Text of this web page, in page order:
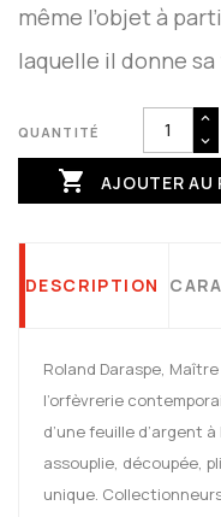
même l’objet à
laquelle il donne
QUANTITÉ
 AJOUTER AU
DESCRIPTION
Roland Daraspe,
l’orfèvrerie
d’une feuille d’argent
assouplie, découpée,
unique.